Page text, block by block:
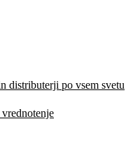
distributerji po vsem svetu